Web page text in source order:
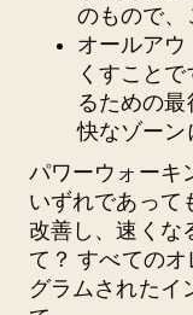
のもので、
オールアウ
くすこと
るための
快なゾーン
パワーウォーキ
いずれであって
改善し、速くな
て？ すべての
グラムされたイ